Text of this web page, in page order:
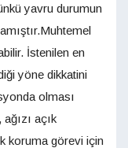
yavru durumun
İstenilen en
yöne dikkatini
olması
açık
koruma görevi için